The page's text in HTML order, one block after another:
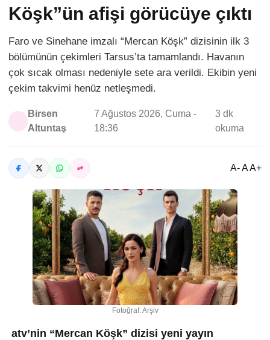
Köşk”ün afişi görücüye çıktı
Faro ve Sinehane imzalı “Mercan Köşk” dizisinin ilk 3
bölümünün çekimleri Tarsus’ta tamamlandı. Havanın
çok sıcak olması nedeniyle sete ara verildi. Ekibin yeni
çekim takvimi henüz netleşmedi.
Birsen
Altuntaş
7 Ağustos 2026, Cuma -
18:36
3 dk
okuma
A- A A+
Fotoğraf: Arşiv
atv’nin “Mercan Köşk” dizisi yeni yayın